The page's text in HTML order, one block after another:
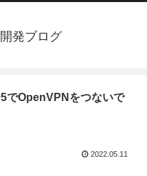
発ブログ
でOpenVPNをつないで
2022.05.11